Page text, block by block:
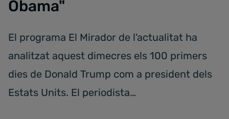
Obama"
El programa El Mirador de l'actualitat ha
analitzat aquest dimecres els 100 primers
dies de Donald Trump com a president dels
Estats Units. El periodista…